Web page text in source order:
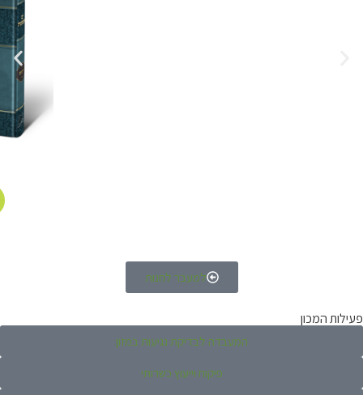
למעבר לחנות
פעילות המכון
המעבדה לבדיקת נגיעות במזון
פיקוח וייעוץ כשרותי